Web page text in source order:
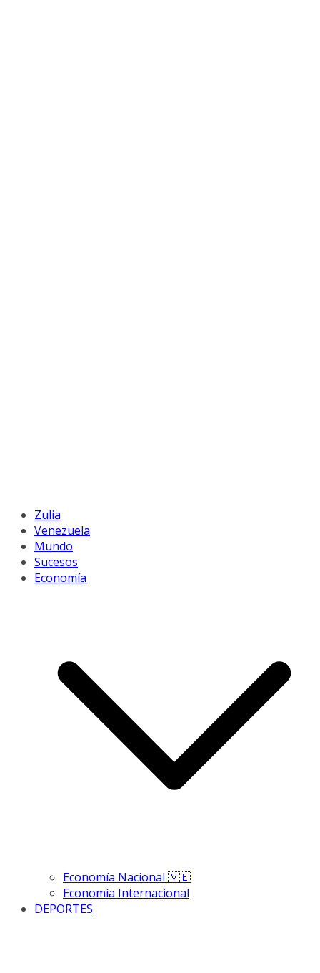
Zulia
Venezuela
Mundo
Sucesos
Economía
Economía Nacional 🇻🇪
Economía Internacional
DEPORTES